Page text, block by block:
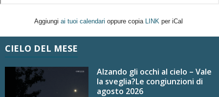
Aggiungi ai tuoi calendari oppure copia LINK per iCal
CIELO DEL MESE
Alzando gli occhi al cielo – Vale
la sveglia?Le congiunzioni di
agosto 2026